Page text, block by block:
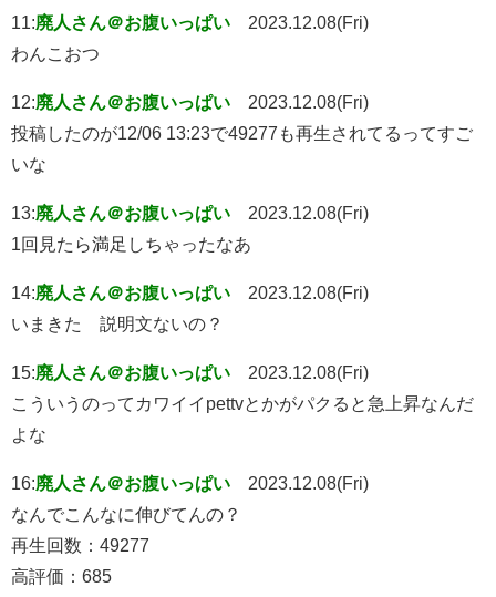
11:廃人さん＠お腹いっぱい
2023.12.08(Fri)
わんこおつ
12:廃人さん＠お腹いっぱい
2023.12.08(Fri)
投稿したのが12/06 13:23で49277も再生されてるってすご
いな
13:廃人さん＠お腹いっぱい
2023.12.08(Fri)
1回見たら満足しちゃったなあ
14:廃人さん＠お腹いっぱい
2023.12.08(Fri)
いまきた 説明文ないの？
15:廃人さん＠お腹いっぱい
2023.12.08(Fri)
こういうのってカワイイpettvとかがパクると急上昇なんだ
よな
16:廃人さん＠お腹いっぱい
2023.12.08(Fri)
なんでこんなに伸びてんの？
再生回数：49277
高評価：685